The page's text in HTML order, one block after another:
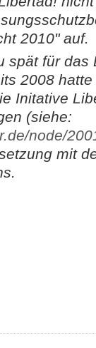
2010" auf.
spät für das
2008
Initative
(siehe:
node/
mit